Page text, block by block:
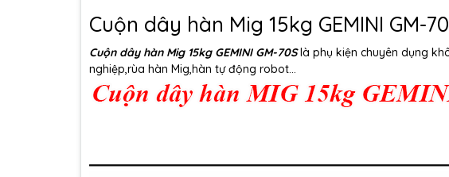
Cuộn dây hàn Mig 15kg GEMINI GM-
Cuộn dây hàn Mig 15kg GEMINI GM-70Slà phụ kiện chuyên dụng
nghiệp,rùa hàn Mig,hàn tự động robot...